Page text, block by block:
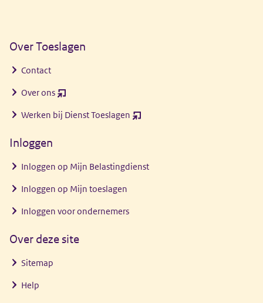
Over Toeslagen
Contact
Over ons (opent
venster)
Werken bij Dienst Toeslagen (opent
Inloggen
Inloggen op Mijn Belastingdienst
Inloggen op Mijn toeslagen
Inloggen voor ondernemers
Over deze site
Sitemap
Help